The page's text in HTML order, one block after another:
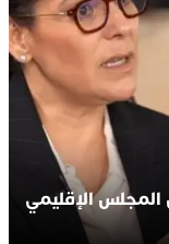
الإقليمي